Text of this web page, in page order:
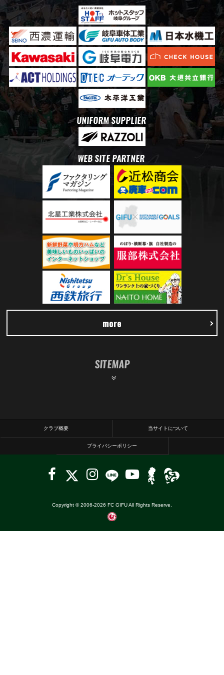
UNIFORM SUPPLIER
WEB SITE PARTNER
more
SITEMAP
クラブ概要 当サイトについて
プライバシーポリシー
Copyright © 2006-2026 FC GIFU All Rights Reserve.